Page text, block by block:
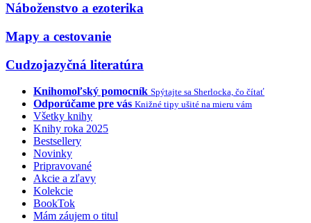
Náboženstvo a ezoterika
Mapy a cestovanie
Cudzojazyčná literatúra
Knihomoľský pomocník Spýtajte sa Sherlocka, čo čítať
Odporúčame pre vás Knižné tipy ušité na mieru vám
Všetky knihy
Knihy roka 2025
Bestsellery
Novinky
Pripravované
Akcie a zľavy
Kolekcie
BookTok
Mám záujem o titul